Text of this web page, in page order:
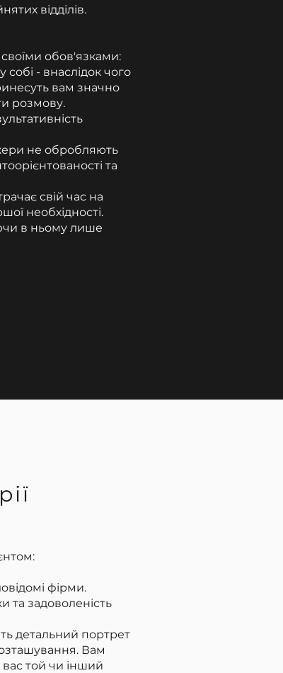
відділів.
обов'язками:
собі - внаслідок чого
вам значно
розмову.
не обробляють
та
свій час на
необхідності.
в ньому лише
фірми.
та задоволеність
детальний портрет
Вам
той чи інший